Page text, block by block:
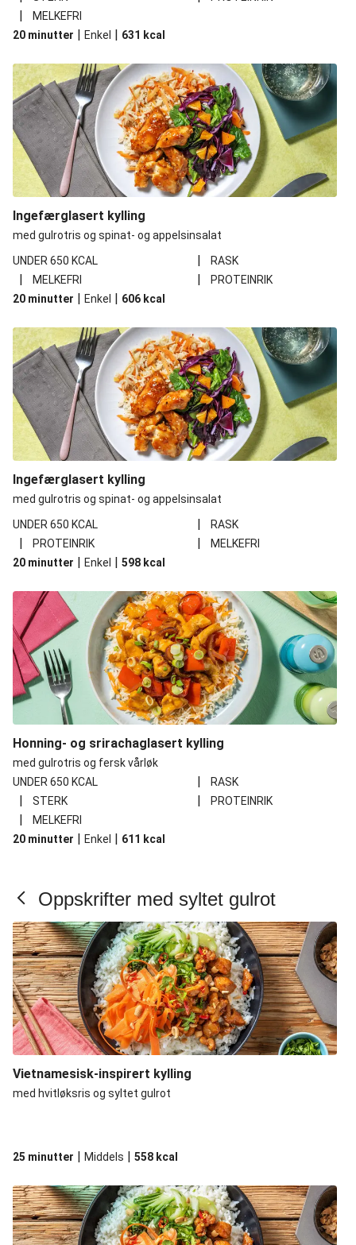
|
MELKEFRI
20 minutter | Enkel | 631 kcal
Ingefærglasert kylling
med gulrotris og spinat- og appelsinsalat
UNDER 650 KCAL
| RASK
| MELKEFRI |
PROTEINRIK
20 minutter | Enkel | 606 kcal
Ingefærglasert kylling
med gulrotris og spinat- og appelsinsalat
UNDER 650 KCAL
| RASK
| PROTEINRIK |
MELKEFRI
20 minutter | Enkel | 598 kcal
Honning- og srirachaglasert kylling
med gulrotris og fersk vårløk
UNDER 650 KCAL
| RASK
| STERK | PROTEINRIK
|
MELKEFRI
20 minutter | Enkel | 611 kcal
Oppskrifter med syltet gulrot
Vietnamesisk-inspirert kylling
med hvitløksris og syltet gulrot
25 minutter | Middels | 558 kcal